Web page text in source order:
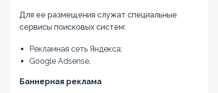
Для ее размещения служат специальные
сервисы поисковых систем:
Рекламная сеть Яндекса;
Google Adsense.
Баннерная реклама